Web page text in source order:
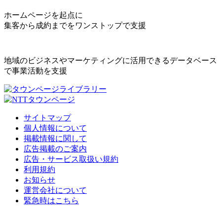
ホームページを起点に
集客から成約までをワンストップで支援
地域のビジネスやマーケティングに活用できるデータベース
で事業活動を支援
サイトマップ
個人情報について
掲載情報に関して
広告掲載のご案内
広告・サービス取扱い規約
利用規約
お知らせ
運営会社について
緊急時はこちら